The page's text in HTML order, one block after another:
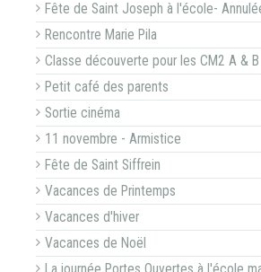
Fête de Saint Joseph à l'école-
Rencontre Marie Pila
Classe découverte pour les CM2 A & B
Petit café des parents
Sortie cinéma
11 novembre - Armistice
Fête de Saint Siffrein
Vacances de Printemps
Vacances d'hiver
Vacances de Noël